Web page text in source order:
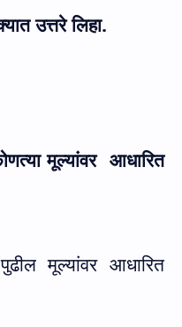
उत्तरे लिहा.
मूल्यांवर आधारित
मूल्यांवर आधारित